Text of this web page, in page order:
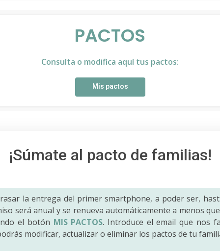
PACTOS
Consulta o modifica aquí tus pactos:
Mis pactos
¡Súmate al pacto de familias!
la entrega del primer smartphone, a poder ser,
será anual y se renueva automáticamente a menos
el botón MIS PACTOS. Introduce el email que nos
modificar, actualizar o eliminar los pactos de tu